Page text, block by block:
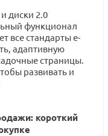
диски 2.0
функционал
все стандарты e-
адаптивную
страницы.
развивать и
короткий